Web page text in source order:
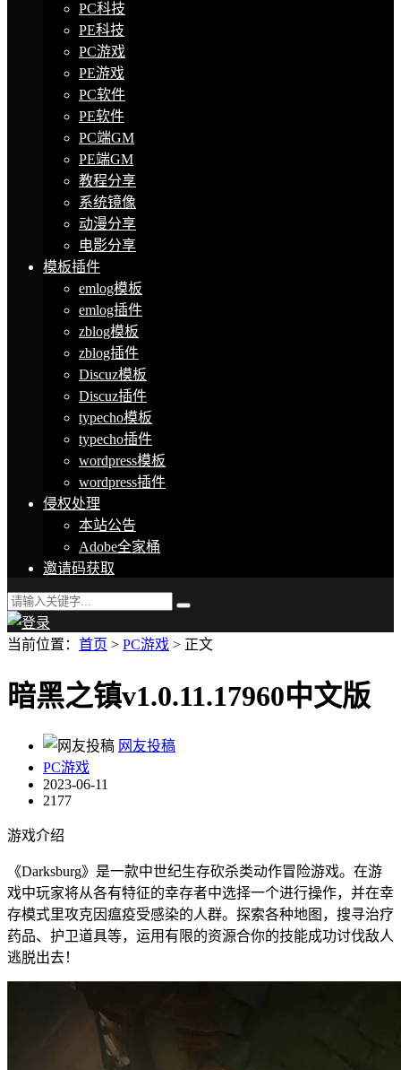
PC科技
PE科技
PC游戏
PE游戏
PC软件
PE软件
PC端GM
PE端GM
教程分享
系统镜像
动漫分享
电影分享
模板插件
emlog模板
emlog插件
zblog模板
zblog插件
Discuz模板
Discuz插件
typecho模板
typecho插件
wordpress模板
wordpress插件
侵权处理
本站公告
Adobe全家桶
邀请码获取
当前位置： 首页 > PC游戏 > 正文
暗黑之镇v1.0.11.17960中文版
网友投稿
PC游戏
2023-06-11
2177
游戏介绍
《Darksburg》是一款中世纪生存砍杀类动作冒险游戏。在游
戏中玩家将从各有特征的幸存者中选择一个进行操作，并在幸
存模式里攻克因瘟疫受感染的人群。探索各种地图，搜寻治疗
药品、护卫道具等，运用有限的资源合你的技能成功讨伐敌人
逃脱出去！